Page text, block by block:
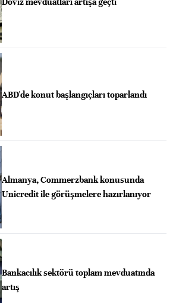
ABD'de konut başlangıçları toparlandı
Almanya, Commerzbank konusunda
Unicredit ile görüşmelere hazırlanıyor
Bankacılık sektörü toplam mevduatında
artış